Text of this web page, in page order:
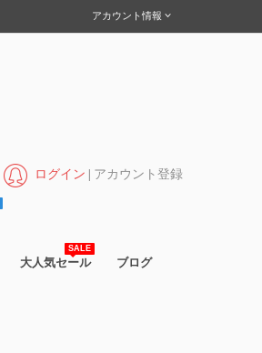
アカウント情報
ログイン | アカウント登録
SALE
大人気セール ブログ